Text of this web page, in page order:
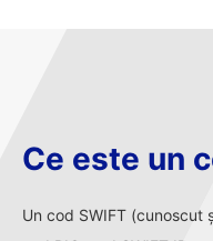
Ce este un
Un cod SWIFT (cunoscut